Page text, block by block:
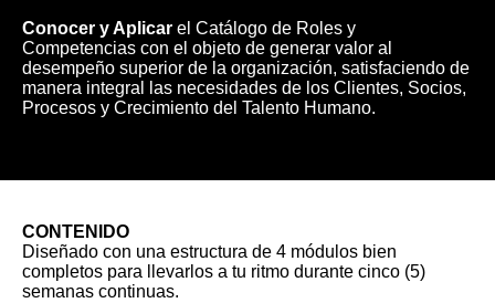
Conocer y Aplicar el Catálogo de Roles y
Competencias con el objeto de generar valor al
desempeño superior de la organización, satisfaciendo de
manera integral las necesidades de los Clientes, Socios,
Procesos y Crecimiento del Talento Humano.
CONTENIDO
Diseñado con una estructura de 4 módulos bien
completos para llevarlos a tu ritmo durante cinco (5)
semanas continuas.